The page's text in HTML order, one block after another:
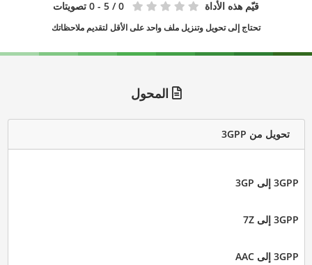
قيّم هذه الأداة 0 / 5 - 0 تصويتات
تحتاج إلى تحويل وتنزيل ملف واحد على الأقل لتقديم ملاحظاتك
المحول
تحويل من 3GPP
3GPP إلى 3GP
3GPP إلى 7Z
3GPP إلى AAC